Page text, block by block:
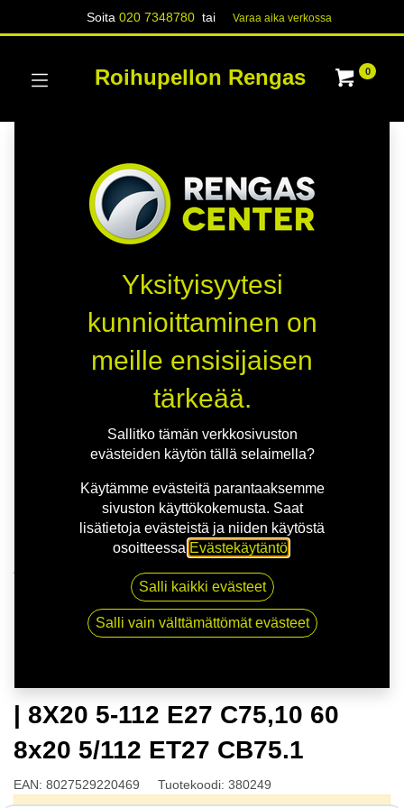
Soita020 7348780 tai Varaa aika verk​​​​ossa
Roihupellon Rengas 0
OZ ESTREMA GT HLT SAT.BLK | 8X20 5-112 E27
C75,10 60 8x20 5/112 ET27 CB75.1
| 8X20 5-112 E27 C75,10 60
8x20 5/112 ET27 CB75.1
EAN: 8027529220469 Tuotekoodi: 380249
Yksityisyytesi
kunnioittaminen on
meille ensisijaisen
tärkeää.
Sallitko tämän verkkosivuston
evästeiden käytön tällä selaimella?
Käytämme evästeitä parantaaksemme
sivuston käyttökokemusta. Saat
lisätietoja evästeistä ja niiden käytöstä
osoitteessa Evästekäytäntö
Salli kaikki evästeet
Salli vain välttämättömät evästeet